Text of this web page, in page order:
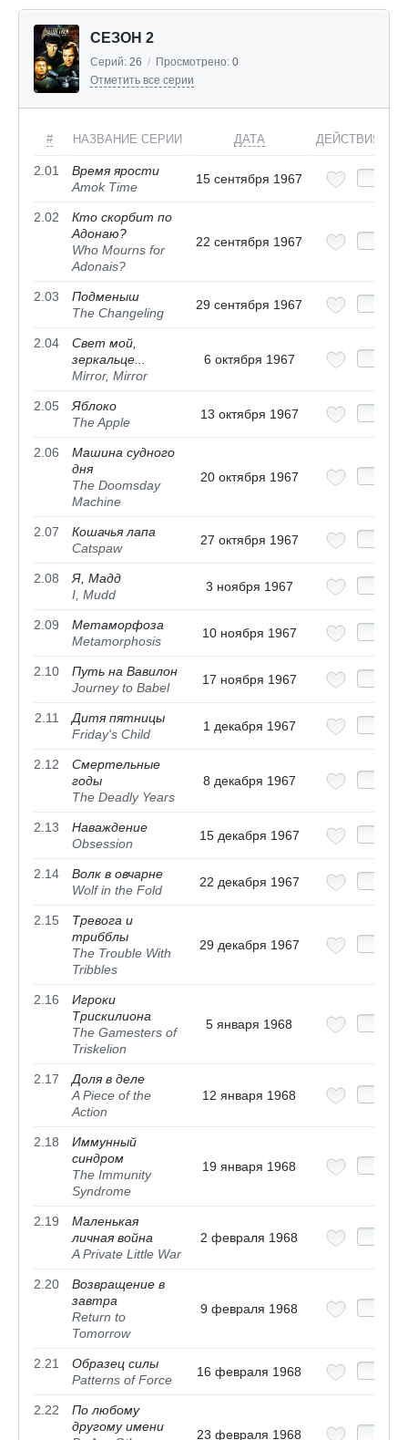
СЕЗОН 2
Серий: 26 / Просмотрено: 0
Отметить все серии
# НАЗВАНИЕ СЕРИИ ДАТА ДЕЙСТВИЯ
2.01
Время ярости
Amok Time
15 сентября 1967
2.02
Кто скорбит по
Адонаю?
Who Mourns for
Adonais?
22 сентября 1967
2.03
Подменыш
The Changeling
29 сентября 1967
2.04
Свет мой,
зеркальце...
Mirror, Mirror
6 октября 1967
2.05
Яблоко
The Apple
13 октября 1967
2.06
Машина судного
дня
The Doomsday
Machine
20 октября 1967
2.07
Кошачья лапа
Catspaw
27 октября 1967
2.08
Я, Мадд
I, Mudd
3 ноября 1967
2.09
Метаморфоза
Metamorphosis
10 ноября 1967
2.10
Путь на Вавилон
Journey to Babel
17 ноября 1967
2.11
Дитя пятницы
Friday's Child
1 декабря 1967
2.12
Смертельные
годы
The Deadly Years
8 декабря 1967
2.13
Наваждение
Obsession
15 декабря 1967
2.14
Волк в овчарне
Wolf in the Fold
22 декабря 1967
2.15
Тревога и
трибблы
The Trouble With
Tribbles
29 декабря 1967
2.16
Игроки
Трискилиона
The Gamesters of
Triskelion
5 января 1968
2.17
Доля в деле
A Piece of the
Action
12 января 1968
2.18
Иммунный
синдром
The Immunity
Syndrome
19 января 1968
2.19
Маленькая
личная война
A Private Little War
2 февраля 1968
2.20
Возвращение в
завтра
Return to
Tomorrow
9 февраля 1968
2.21
Образец силы
Patterns of Force
16 февраля 1968
2.22
По любому
другому имени
23 февраля 1968